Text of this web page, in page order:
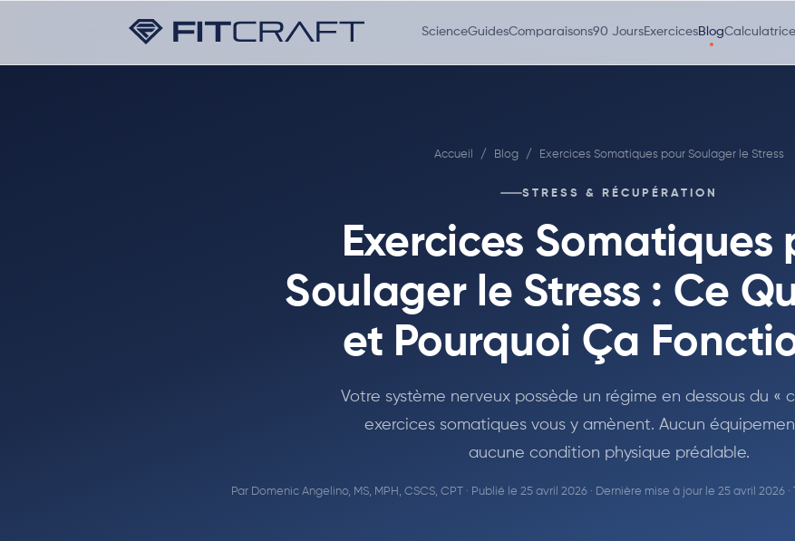
ScienceGuidesComparaisons90 JoursExercicesBlog
Accueil / Blog / Exercices Somatiques pour Soulager le Stress
STRESS & RÉCUPÉRATION
Exercices Somatiques
Soulager le Stress : Ce
et Pourquoi Ça
Votre système nerveux possède un régime en dessous du «
exercices somatiques vous y amènent. Aucun
aucune condition physique préalable.
Par Domenic Angelino, MS, MPH, CSCS, CPT· Publié le 25 avril 2026 · Dernière mise à jour le 25 avril 2026